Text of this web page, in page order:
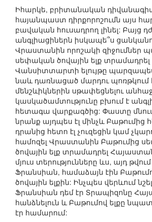
Իհարկե, բրիտանական
հայանպաստ դիրքորոշումն այս
բավական հուսադրող լինել: Բայց
անգլիացիներն իսկապե՞ս
Վրաստանին որոշակի զիջումներ
սեփական ծովային ելք տրամադրել
Վանսիտտարտի ելույթը
նաև դառնացած մարդու պոռթկում
մենշևիկներին սթափեցնելու
կասկածամտությունը բխում է
հետագա վարքագծից: Փաստը
նրանք այդպես էլ մինչև Բաթումից
դրանից հետո էլ չուզեցին կամ
համոզել Վրաստանին Բաթումից
ծովային ելք տրամադրել
մյուս տերությունները ևս, այդ
Ֆրանսիան, համաձայն էին
ծովային ելքին: Ինչպես վերևում
Ֆրանսիան դեմ էր Տրապիզոնը
հանձնելուն և Բաթումով ելքը
էր համարում: